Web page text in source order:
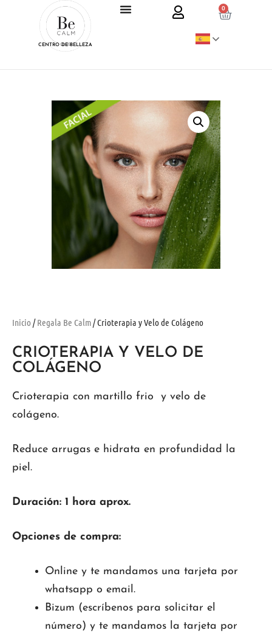
CENTRO DE BELLEZA
0
Inicio /Regala Be Calm/ Crioterapia y Velo de Colágeno
CRIOTERAPIA Y VELO DE
COLÁGENO
Crioterapia con martillo frio y velo de
colágeno.
Reduce arrugas e hidrata en profundidad la
piel.
Duración: 1 hora aprox.
Opciones de compra:
Online y te mandamos una tarjeta por
whatsapp o email.
Bizum (escríbenos para solicitar el
número) y te mandamos la tarjeta por